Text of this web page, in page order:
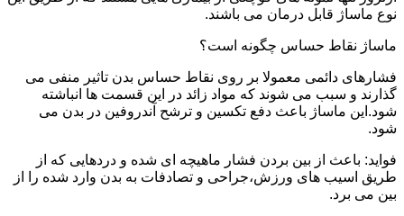
نوع ماساژ قابل درمان می باشند.
ماساژ نقاط حساس چگونه است؟
فشارهای دائمی معمولا بر روی نقاط حساس بدن تاثیر منفی می
گذارند و سبب می شوند که مواد زائد در این قسمت ها انباشته
شود.این ماساژ باعث دفع تکسین و ترشح آندروفین در بدن می
شود.
فواید: باعث از بین بردن فشار ماهیچه ای شده و دردهایی که از
طریق اسیب های ورزش،جراحی و تصادفات به بدن وارد شده را از
بین می برد.